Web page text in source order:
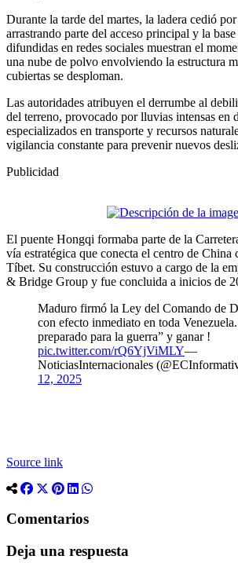
Durante la tarde del martes, la ladera cedió
arrastrando parte del acceso principal y la
difundidas en redes sociales muestran el
una nube de polvo envolviendo la estructura
cubiertas se desploman.
Las autoridades atribuyen el derrumbe al
del terreno, provocado por lluvias intensas en
especializados en transporte y recursos
vigilancia constante para prevenir nuevos
Publicidad
El puente Hongqi formaba parte de la
vía estratégica que conecta el centro de China
Tíbet. Su construcción estuvo a cargo de la
& Bridge Group y fue concluida a inicios de
Maduro firmó la Ley del Comando de
con efecto inmediato en toda
preparado para la guerra” y ganar !
pic.twitter.com/rQ6YjViMLY—
NoticiasInternacionales
12, 2025
Source link
Comentarios
Deja una respuesta